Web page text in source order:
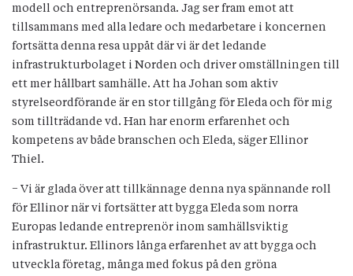
modell och entreprenörsanda. Jag ser fram emot att
tillsammans med alla ledare och medarbetare i koncernen
fortsätta denna resa uppåt där vi är det ledande
infrastrukturbolaget i Norden och driver omställningen till
ett mer hållbart samhälle. Att ha Johan som aktiv
styrelseordförande är en stor tillgång för Eleda och för mig
som tillträdande vd. Han har enorm erfarenhet och
kompetens av både branschen och Eleda, säger Ellinor
Thiel.
− Vi är glada över att tillkännage denna nya spännande roll
för Ellinor när vi fortsätter att bygga Eleda som norra
Europas ledande entreprenör inom samhällsviktig
infrastruktur. Ellinors långa erfarenhet av att bygga och
utveckla företag, många med fokus på den gröna